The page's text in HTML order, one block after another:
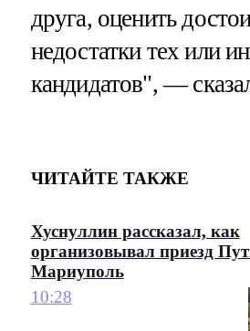
друга, оценить
недостатки тех или
кандидатов", —
ЧИТАЙТЕ ТАКЖЕ
Хуснуллин рассказал, как
организовывал приезд
Мариуполь
10:28